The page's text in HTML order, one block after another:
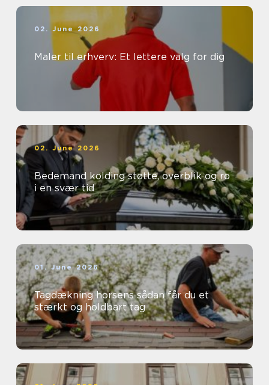
02. June 2026
Maler til erhverv: Et lettere valg for dig
02. June 2026
Bedemand kolding støtte, overblik og ro
i en svær tid
01. June 2026
Tagdækning horsens sådan får du et
stærkt og holdbart tag